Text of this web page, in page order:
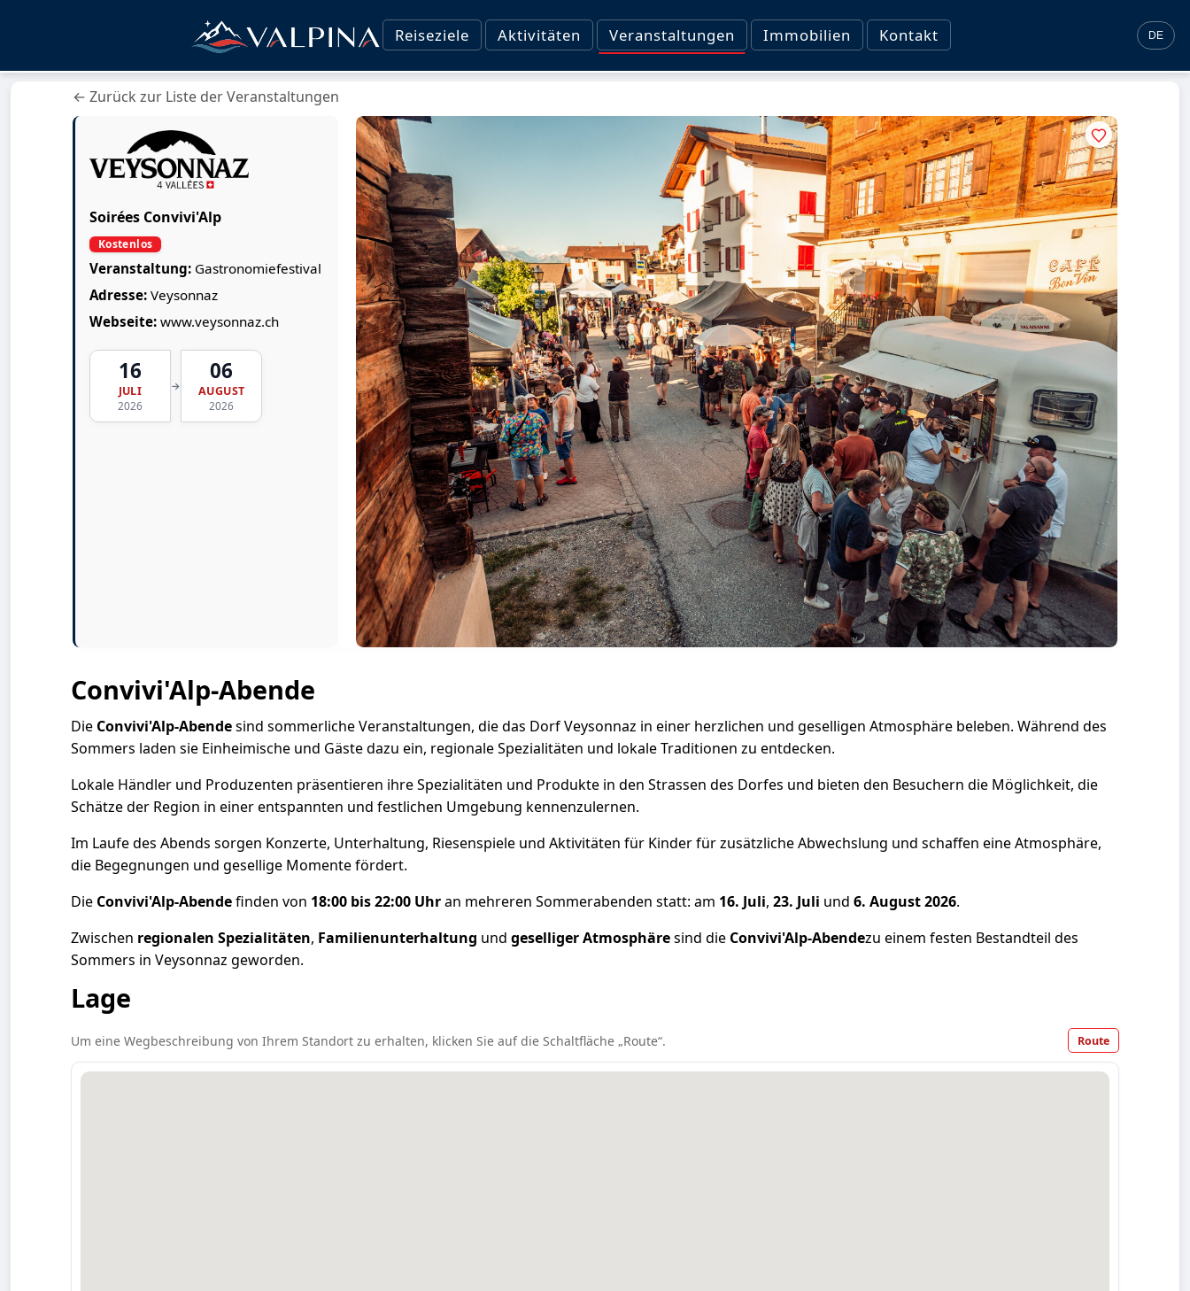
Reiseziele Aktivitäten Veranstaltungen Immobilien Kontakt DE
← Zurück zur Liste der Veranstaltungen
Soirées Convivi'Alp
Kostenlos
Veranstaltung: Gastronomiefestival
Adresse: Veysonnaz
Webseite: www.veysonnaz.ch
16
JULI
2026
→
06
AUGUST
2026
Convivi'Alp-Abende
Die Convivi'Alp-Abendesind sommerliche Veranstaltungen, die das Dorf Veysonnaz in einer herzlichen und geselligen Atmosphäre beleben. Während des
Sommers laden sie Einheimische und Gäste dazu ein, regionale Spezialitäten und lokale Traditionen zu entdecken.
Lokale Händler und Produzenten präsentieren ihre Spezialitäten und Produkte in den Strassen des Dorfes und bieten den Besuchern die Möglichkeit, die
Schätze der Region in einer entspannten und festlichen Umgebung kennenzulernen.
Im Laufe des Abends sorgen Konzerte, Unterhaltung, Riesenspiele und Aktivitäten für Kinder für zusätzliche Abwechslung und schaffen eine Atmosphäre,
die Begegnungen und gesellige Momente fördert.
Die Convivi'Alp-Abendefinden von 18:00 bis 22:00 Uhran mehreren Sommerabenden statt: am 16. Juli, 23. Juli und 6. August 2026.
Zwischen regionalen Spezialitäten, Familienunterhaltung und geselliger Atmosphäresind die Convivi'Alp-Abendezu einem festen Bestandteil des
Sommers in Veysonnaz geworden.
Lage
Um eine Wegbeschreibung von Ihrem Standort zu erhalten, klicken Sie auf die Schaltfläche „Route“. Route